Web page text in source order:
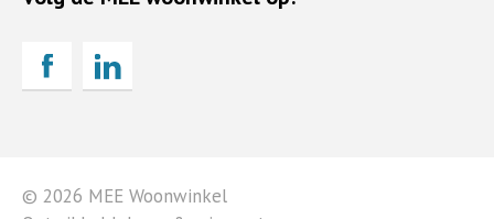
© 2026 MEE Woonwinkel